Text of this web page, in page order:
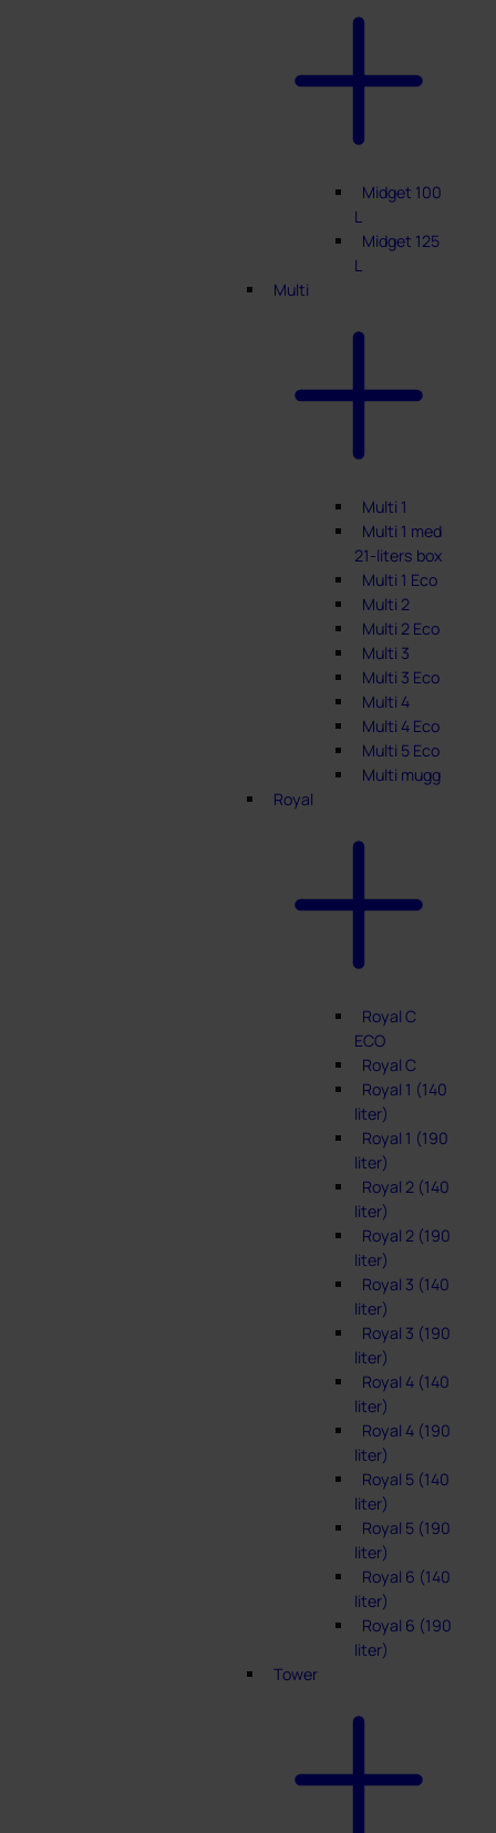
Midget 100
L
Midget 125
L
Multi
Multi 1
Multi 1 med
21-liters box
Multi 1 Eco
Multi 2
Multi 2 Eco
Multi 3
Multi 3 Eco
Multi 4
Multi 4 Eco
Multi 5 Eco
Multi mugg
Royal
Royal C
ECO
Royal C
Royal 1 (140
liter)
Royal 1 (190
liter)
Royal 2 (140
liter)
Royal 2 (190
liter)
Royal 3 (140
liter)
Royal 3 (190
liter)
Royal 4 (140
liter)
Royal 4 (190
liter)
Royal 5 (140
liter)
Royal 5 (190
liter)
Royal 6 (140
liter)
Royal 6 (190
liter)
Tower